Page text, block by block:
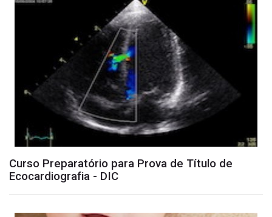
Curso Preparatório para Prova de Título de
Ecocardiografia - DIC